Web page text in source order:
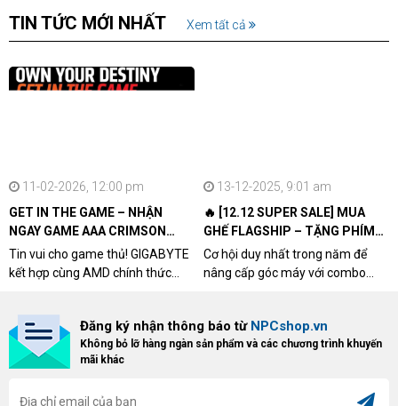
TIN TỨC MỚI NHẤT Xem tất cả
11-02-2026, 12:00 pm
GET IN THE GAME – NHẬN
NGAY GAME AAA CRIMSON
DESERT CÙNG GIGABYTE &
AMD
Tin vui cho game thủ! GIGABYTE
kết hợp cùng AMD chính thức
khách hàng sở hữu VGA Radeon
RX 9070 / RX 9070 XT.
13-12-2025, 9:01 am
🔥 [12.12 SUPER SALE] MUA
GHẾ FLAGSHIP – TẶNG PHÍM
CƠ XỊN
Cơ hội duy nhất trong năm để
nâng cấp góc máy với combo
dòng ghế Gaming cao cấp nhất,
bạn sẽ nhận ngay quà tặng trị giá
Đăng ký nhận thông báo từ NPCshop.vn
Không bỏ lỡ hàng ngàn sản phẩm và các chương trình khuyến
mãi khác